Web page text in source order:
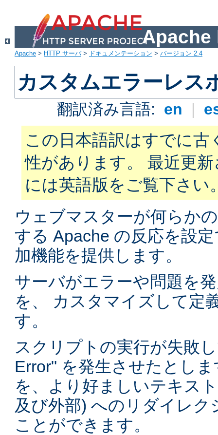
Apache
Apache > HTTP サーバ> ドキュメンテーション > バージョン 2.4
カスタムエラーレス
翻訳済み言語: en |
この日本語訳はすでに古
性があります。 最近更
には英語版をご覧下さい
ウェブマスターが何らか
する Apache の反応を設
加機能を提供します。
サーバがエラーや問題を
を、 カスタマイズして定
す。
スクリプトの実行が失敗
Error" を発生させたとし
を、より好ましいテキス
及び外部) へのリダイレ
ことができます。